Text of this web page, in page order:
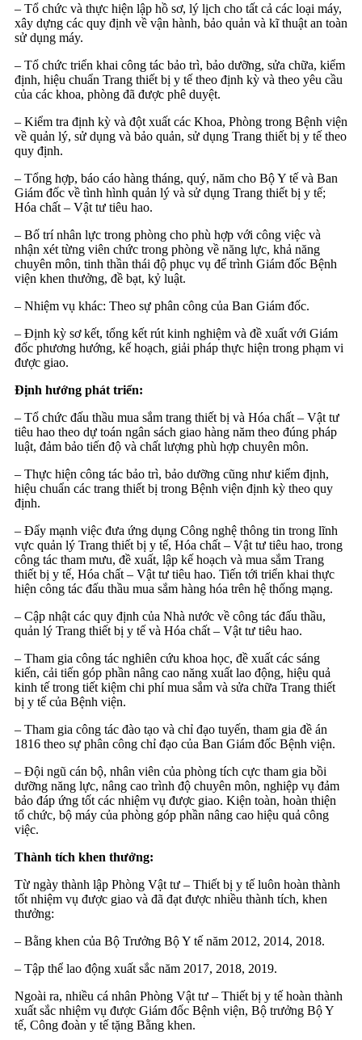
– Tổ chức và thực hiện lập hồ sơ, lý lịch cho tất cả các loại máy,
xây dựng các quy định về vận hành, bảo quản và kĩ thuật an toàn
sử dụng máy.
– Tổ chức triển khai công tác bảo trì, bảo dưỡng, sửa chữa, kiểm
định, hiệu chuẩn Trang thiết bị y tế theo định kỳ và theo yêu cầu
của các khoa, phòng đã được phê duyệt.
– Kiểm tra định kỳ và đột xuất các Khoa, Phòng trong Bệnh viện
về quản lý, sử dụng và bảo quản, sử dụng Trang thiết bị y tế theo
quy định.
– Tổng hợp, báo cáo hàng tháng, quý, năm cho Bộ Y tế và Ban
Giám đốc về tình hình quản lý và sử dụng Trang thiết bị y tế;
Hóa chất – Vật tư tiêu hao.
– Bố trí nhân lực trong phòng cho phù hợp với công việc và
nhận xét từng viên chức trong phòng về năng lực, khả năng
chuyên môn, tinh thần thái độ phục vụ để trình Giám đốc Bệnh
viện khen thưởng, đề bạt, kỷ luật.
– Nhiệm vụ khác: Theo sự phân công của Ban Giám đốc.
– Định kỳ sơ kết, tổng kết rút kinh nghiệm và đề xuất với Giám
đốc phương hướng, kế hoạch, giải pháp thực hiện trong phạm vi
được giao.
Định hướng phát triển:
– Tổ chức đấu thầu mua sắm trang thiết bị và Hóa chất – Vật tư
tiêu hao theo dự toán ngân sách giao hàng năm theo đúng pháp
luật, đảm bảo tiến độ và chất lượng phù hợp chuyên môn.
– Thực hiện công tác bảo trì, bảo dưỡng cũng như kiểm định,
hiệu chuẩn các trang thiết bị trong Bệnh viện định kỳ theo quy
định.
– Đẩy mạnh việc đưa ứng dụng Công nghệ thông tin trong lĩnh
vực quản lý Trang thiết bị y tế, Hóa chất – Vật tư tiêu hao, trong
công tác tham mưu, đề xuất, lập kế hoạch và mua sắm Trang
thiết bị y tế, Hóa chất – Vật tư tiêu hao. Tiến tới triển khai thực
hiện công tác đấu thầu mua sắm hàng hóa trên hệ thống mạng.
– Cập nhật các quy định của Nhà nước về công tác đấu thầu,
quản lý Trang thiết bị y tế và Hóa chất – Vật tư tiêu hao.
– Tham gia công tác nghiên cứu khoa học, đề xuất các sáng
kiến, cải tiến góp phần nâng cao năng xuất lao động, hiệu quả
kinh tế trong tiết kiệm chi phí mua sắm và sửa chữa Trang thiết
bị y tế của Bệnh viện.
– Tham gia công tác đào tạo và chỉ đạo tuyến, tham gia đề án
1816 theo sự phân công chỉ đạo của Ban Giám đốc Bệnh viện.
– Đội ngũ cán bộ, nhân viên của phòng tích cực tham gia bồi
dưỡng năng lực, nâng cao trình độ chuyên môn, nghiệp vụ đảm
bảo đáp ứng tốt các nhiệm vụ được giao. Kiện toàn, hoàn thiện
tổ chức, bộ máy của phòng góp phần nâng cao hiệu quả công
việc.
Thành tích khen thưởng:
Từ ngày thành lập Phòng Vật tư – Thiết bị y tế luôn hoàn thành
tốt nhiệm vụ được giao và đã đạt được nhiều thành tích, khen
thưởng:
– Bằng khen của Bộ Trưởng Bộ Y tế năm 2012, 2014, 2018.
– Tập thể lao động xuất sắc năm 2017, 2018, 2019.
Ngoài ra, nhiều cá nhân Phòng Vật tư – Thiết bị y tế hoàn thành
xuất sắc nhiệm vụ được Giám đốc Bệnh viện, Bộ trưởng Bộ Y
tế, Công đoàn y tế tặng Bằng khen.